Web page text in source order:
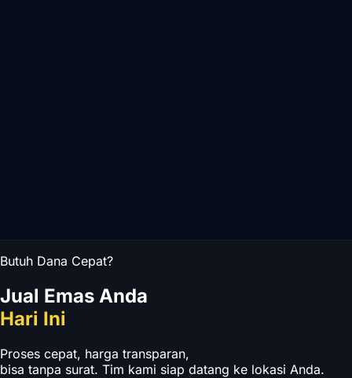
Butuh Dana Cepat?
Jual Emas Anda
Hari Ini
Proses cepat, harga transparan,
bisa tanpa surat. Tim kami siap datang ke lokasi Anda.